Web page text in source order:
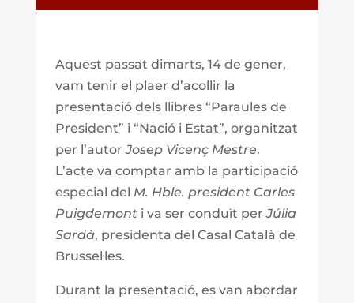
Aquest passat dimarts, 14 de gener,
vam tenir el plaer d’acollir la
presentació dels llibres “Paraules de
President” i “Nació i Estat”, organitzat
per l’autorJosep Vicenç Mestre.
L’acte va comptar amb la participació
especial del M. Hble. president Carles
Puigdemonti va ser conduït perJúlia
Sardà, presidenta del Casal Català de
Brussel·les.
Durant la presentació, es van abordar